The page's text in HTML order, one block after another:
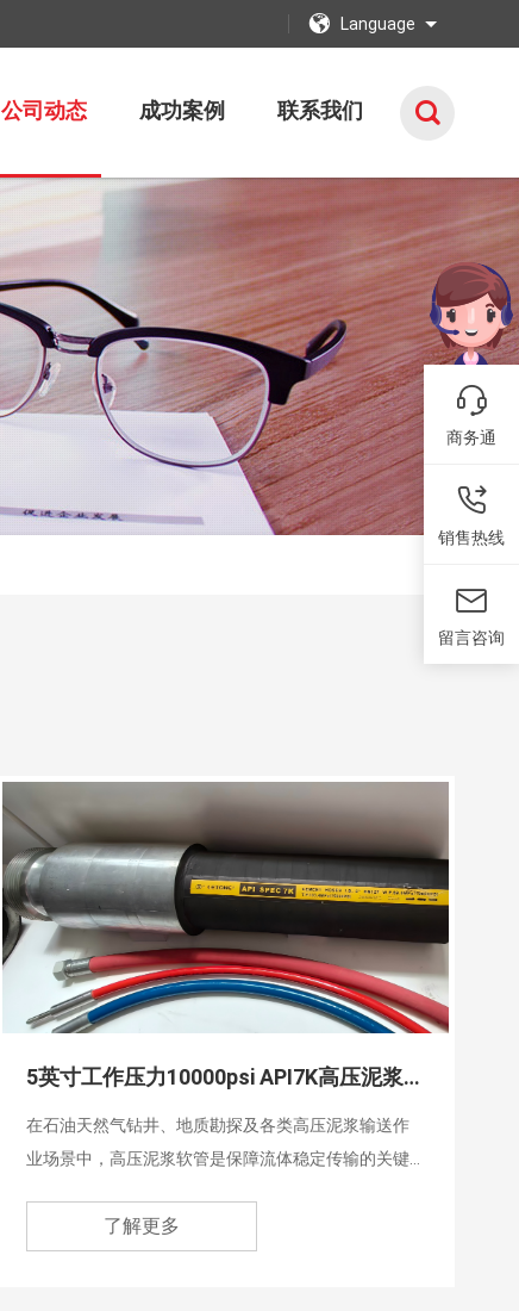
Language
公司动态 成功案例 联系我们
5英寸工作压力10000psi API7K高压泥浆软管|石油钻采软管厂家
在石油天然气钻井、地质勘探及各类高压泥浆输送作
业场景中，高压泥浆软管是保障流体稳定传输的关键
管凭借符合国际严苛标准的性能表现，成为当前中大
了解更多
商务通
销售热线
留言咨询